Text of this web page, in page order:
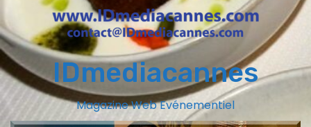
IDmediacannes
Magazine Web Evénementiel